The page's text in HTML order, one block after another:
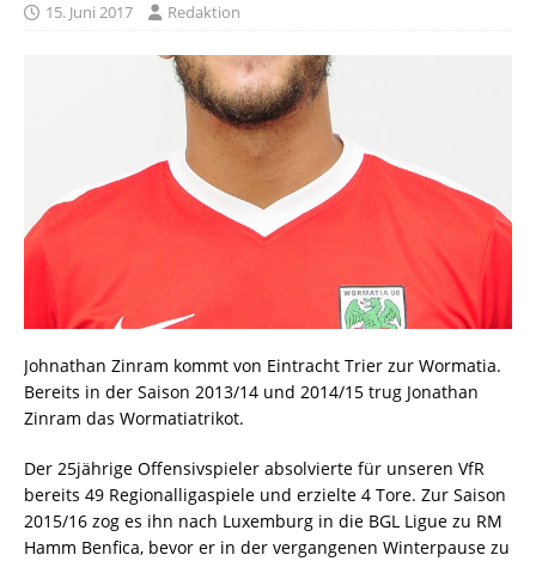
15. Juni 2017 Redaktion
Johnathan Zinram kommt von Eintracht Trier zur Wormatia.
Bereits in der Saison 2013/14 und 2014/15 trug Jonathan
Zinram das Wormatiatrikot.
Der 25jährige Offensivspieler absolvierte für unseren VfR
bereits 49 Regionalligaspiele und erzielte 4 Tore. Zur Saison
2015/16 zog es ihn nach Luxemburg in die BGL Ligue zu RM
Hamm Benfica, bevor er in der vergangenen Winterpause zu